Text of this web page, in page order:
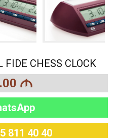
FIDE CHESS CLOCK
M
811 40 40